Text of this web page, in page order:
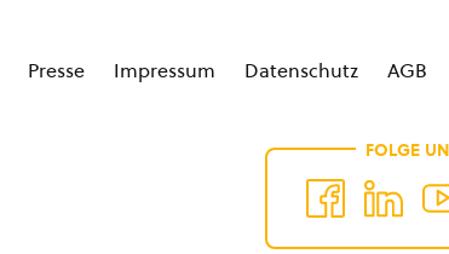
Presse Impressum Datenschutz AGB
FOLGE